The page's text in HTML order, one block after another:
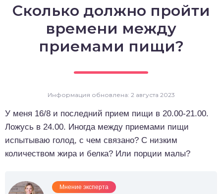
Сколько должно пройти
времени между
приемами пищи?
Информация обновлена: 2 августа 2023
У меня 16/8 и последний прием пищи в 20.00-21.00.
Ложусь в 24.00. Иногда между приемами пищи
испытываю голод, с чем связано? С низким
количеством жира и белка? Или порции малы?
Мнение эксперта
выпечка